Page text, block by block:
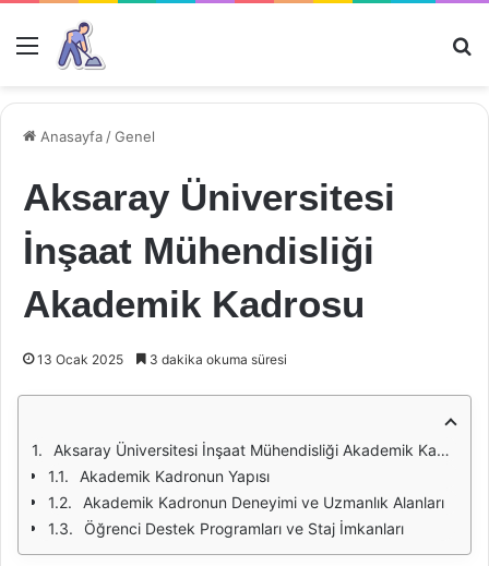
Menü
Anasayfa /Genel
Aksaray Üniversitesi
İnşaat Mühendisliği
Akademik Kadrosu
13 Ocak 2025 3 dakika okuma süresi
Aksaray Üniversitesi İnşaat Mühendisliği Akademik Kadrosu
Akademik Kadronun Yapısı
Akademik Kadronun Deneyimi ve Uzmanlık Alanları
Öğrenci Destek Programları ve Staj İmkanları